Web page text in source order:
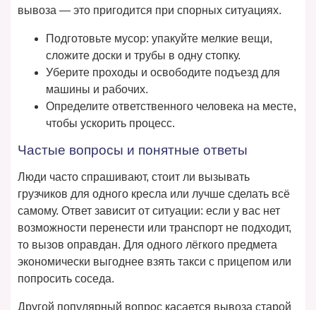
вывоза — это пригодится при спорных ситуациях.
Подготовьте мусор: упакуйте мелкие вещи,
сложите доски и трубы в одну стопку.
Уберите проходы и освободите подъезд для
машины и рабочих.
Определите ответственного человека на месте,
чтобы ускорить процесс.
Частые вопросы и понятные ответы
Люди часто спрашивают, стоит ли вызывать
грузчиков для одного кресла или лучше сделать всё
самому. Ответ зависит от ситуации: если у вас нет
возможности перенести или транспорт не подходит,
то вызов оправдан. Для одного лёгкого предмета
экономически выгоднее взять такси с прицепом или
попросить соседа.
Другой популярный вопрос касается вывоза старой